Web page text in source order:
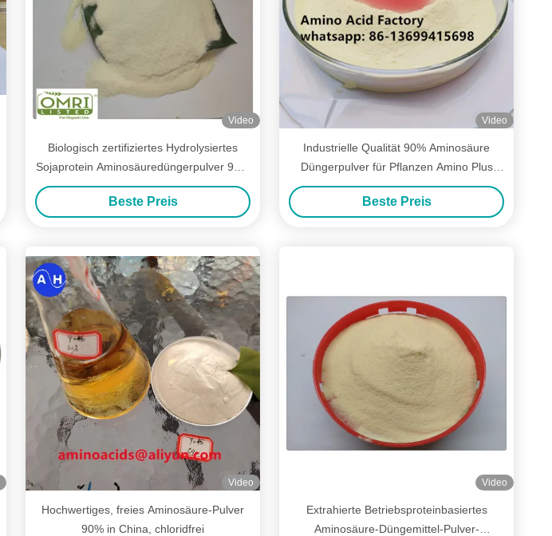
Video
Biologisch zertifiziertes Hydrolysiertes
Sojaprotein Aminosäuredüngerpulver 90%
für Pflanzennährung
Beste Preis
Video
Industrielle Qualität 90% Aminosäure
Düngerpulver für Pflanzen Amino Plus
Blattdünger mit hoher Effizienz und
Belastungsfähigkeit
Beste Preis
Video
Hochwertiges, freies Aminosäure-Pulver
90% in China, chloridfrei
Video
Extrahierte Betriebsproteinbasiertes
Aminosäure-Düngemittel-Pulver-